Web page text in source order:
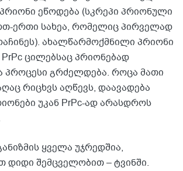
ეწოდება (სკრეპი პრიონული
ერთი სახეა, რომელიც პირველად
ახალწარმოქმნილი პრიონი
ცილებსაც პრიონებად
პროცესი გრძელდება. როცა მათი
რიცხვს აღწევს, დაავადება
უკან PrPc-ად არასდროს
ყველა უჯრედშია,
დიდი შემცველობით – ტვინში.